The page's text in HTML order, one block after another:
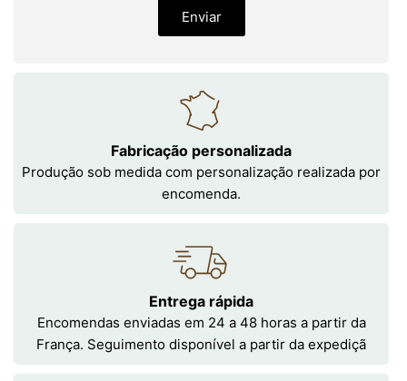
Enviar
Fabricação personalizada
Produção sob medida com personalização realizada por
encomenda.
Entrega rápida
Encomendas enviadas em 24 a 48 horas a partir da
França. Seguimento disponível a partir da expediçã